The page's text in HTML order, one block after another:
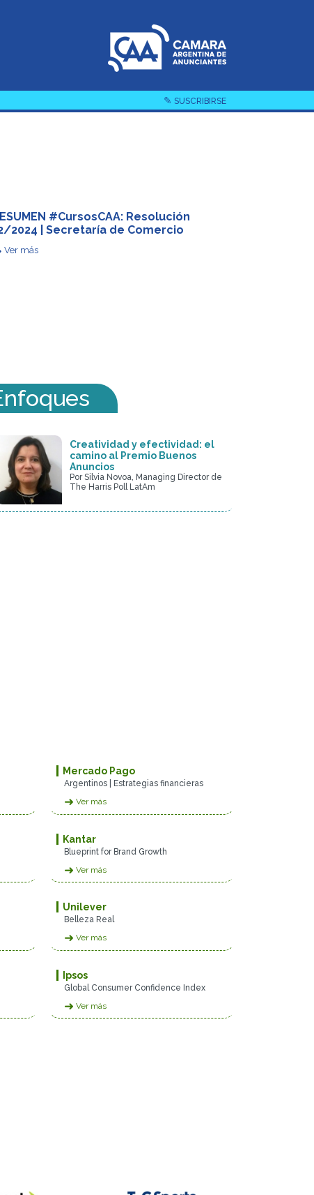
✎ SUSCRIBIRSE
#CursosCAA: Resolución
2024 | Secretaría de Comercio
Ver más
Creatividad y efectividad: el
camino al Premio Buenos
Anuncios
Por Silvia Novoa, Managing Director de
The Harris Poll LatAm
Mercado Pago
Argentinos | Estrategias financieras
➜ Ver más
Kantar
Blueprint for Brand Growth
➜ Ver más
Unilever
Belleza Real
➜ Ver más
Ipsos
Global Consumer Confidence Index
➜ Ver más